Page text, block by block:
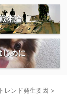
術論
じめに
レンド発生要因 >